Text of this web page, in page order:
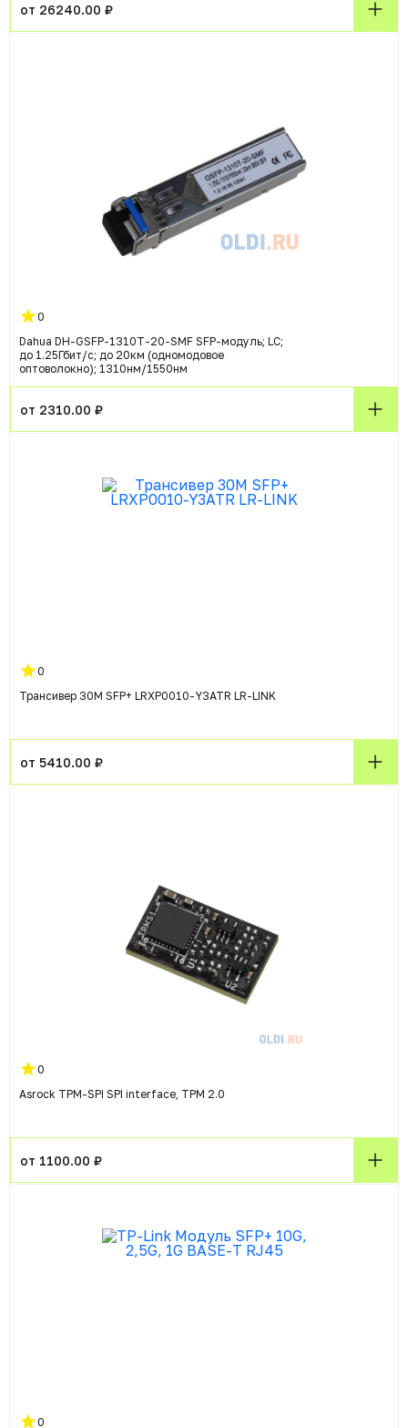
от 26240.00 ₽
0
Dahua DH-GSFP-1310T-20-SMF SFP-модуль; LC;
до 1.25Гбит/с; до 20км (одномодовое
оптоволокно); 1310нм/1550нм
от 2310.00 ₽
0
Трансивер 30M SFP+ LRXP0010-Y3ATR LR-LINK
от 5410.00 ₽
0
Asrock TPM-SPI SPI interface, TPM 2.0
от 1100.00 ₽
0